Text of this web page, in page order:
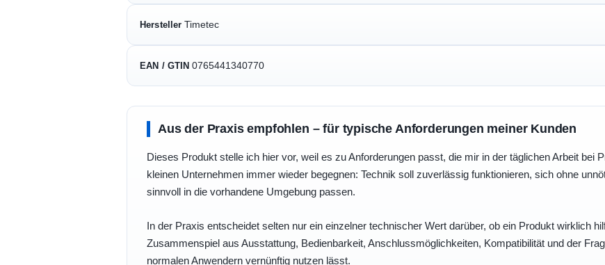
Hersteller Timetec
EAN / GTIN 0765441340770
Aus der Praxis empfohlen – für typische Anforderungen meiner Kunden
Dieses Produkt stelle ich hier vor, weil es zu Anforderungen passt, die mir in der täglichen Arbeit bei
kleinen Unternehmen immer wieder begegnen: Technik soll zuverlässig funktionieren, sich ohne
sinnvoll in die vorhandene Umgebung passen.
In der Praxis entscheidet selten nur ein einzelner technischer Wert darüber, ob ein Produkt wirklich
Zusammenspiel aus Ausstattung, Bedienbarkeit, Anschlussmöglichkeiten, Kompatibilität und der
normalen Anwendern vernünftig nutzen lässt.